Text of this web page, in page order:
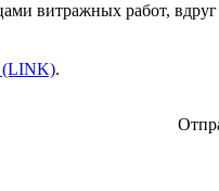
витражных работ,
.